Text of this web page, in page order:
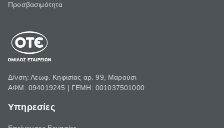
Προσβασιμότητα
Δ/νση: Λεωφ. Κηφισίας αρ. 99, Μαρούσι
ΑΦΜ: 094019245 | ΓΕΜΗ: 001037501000
Υπηρεσίες